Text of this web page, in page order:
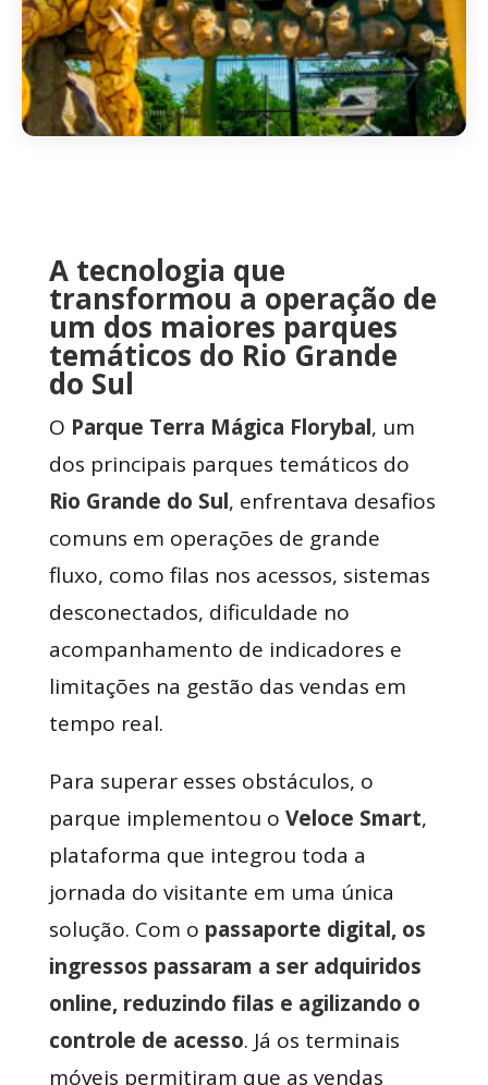
A tecnologia que
transformou a operação de
um dos maiores parques
temáticos do Rio Grande
do Sul
O Parque Terra Mágica Florybal, um
dos principais parques temáticos do
Rio Grande do Sul, enfrentava desafios
comuns em operações de grande
fluxo, como filas nos acessos, sistemas
desconectados, dificuldade no
acompanhamento de indicadores e
limitações na gestão das vendas em
tempo real.
Para superar esses obstáculos, o
parque implementou o Veloce Smart,
plataforma que integrou toda a
jornada do visitante em uma única
solução. Com o passaporte digital, os
ingressos passaram a ser adquiridos
online, reduzindo filas e agilizando o
controle de acesso. Já os terminais
móveis permitiram que as vendas